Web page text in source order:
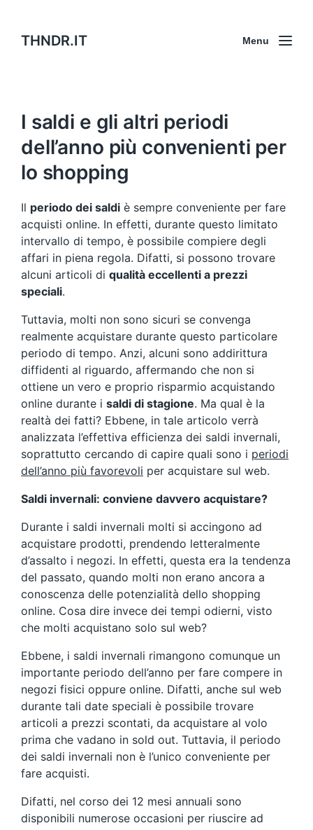
THNDR.IT Menu
I saldi e gli altri periodi
dell’anno più convenienti per
lo shopping
Il periodo dei saldi è sempre conveniente per fare
acquisti online. In effetti, durante questo limitato
intervallo di tempo, è possibile compiere degli
affari in piena regola. Difatti, si possono trovare
alcuni articoli di qualità eccellenti a prezzi
speciali.
Tuttavia, molti non sono sicuri se convenga
realmente acquistare durante questo particolare
periodo di tempo. Anzi, alcuni sono addirittura
diffidenti al riguardo, affermando che non si
ottiene un vero e proprio risparmio acquistando
online durante i saldi di stagione. Ma qual è la
realtà dei fatti? Ebbene, in tale articolo verrà
analizzata l’effettiva efficienza dei saldi invernali,
soprattutto cercando di capire quali sono i periodi
dell’anno più favorevoli per acquistare sul web.
Saldi invernali: conviene davvero acquistare?
Durante i saldi invernali molti si accingono ad
acquistare prodotti, prendendo letteralmente
d’assalto i negozi. In effetti, questa era la tendenza
del passato, quando molti non erano ancora a
conoscenza delle potenzialità dello shopping
online. Cosa dire invece dei tempi odierni, visto
che molti acquistano solo sul web?
Ebbene, i saldi invernali rimangono comunque un
importante periodo dell’anno per fare compere in
negozi fisici oppure online. Difatti, anche sul web
durante tali date speciali è possibile trovare
articoli a prezzi scontati, da acquistare al volo
prima che vadano in sold out. Tuttavia, il periodo
dei saldi invernali non è l’unico conveniente per
fare acquisti.
Difatti, nel corso dei 12 mesi annuali sono
disponibili numerose occasioni per riuscire ad